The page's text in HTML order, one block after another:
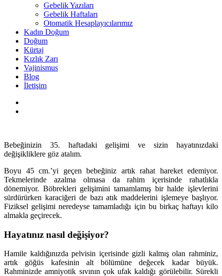
Gebelik Yazıları
Gebelik Haftaları
Otomatik Hesaplayıcılarımız
Kadın Doğum
Doğum
Kürtaj
Kızlık Zarı
Vajinismus
Blog
İletişim
Bebeğinizin 35. haftadaki gelişimi ve sizin hayatınızdaki
değişikliklere göz atalım.
Boyu 45 cm.’yi geçen bebeğiniz artık rahat hareket edemiyor.
Tekmelerinde azalma olmasa da rahim içerisinde rahatlıkla
dönemiyor. Böbrekleri gelişimini tamamlamış bir halde işlevlerini
sürdürürken karaciğeri de bazı atık maddelerini işlemeye başlıyor.
Fiziksel gelişimi neredeyse tamamladığı için bu birkaç haftayı kilo
almakla geçirecek.
Hayatınız nasıl değişiyor?
Hamile kaldığınızda pelvisin içerisinde gizli kalmış olan rahminiz,
artık göğüs kafesinin alt bölümüne değecek kadar büyük.
Rahminizde amniyotik sıvının çok ufak kaldığı görülebilir. Sürekli